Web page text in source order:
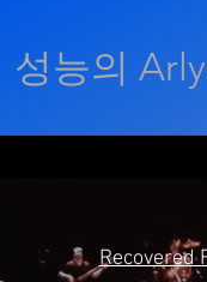
성능의
Recovered